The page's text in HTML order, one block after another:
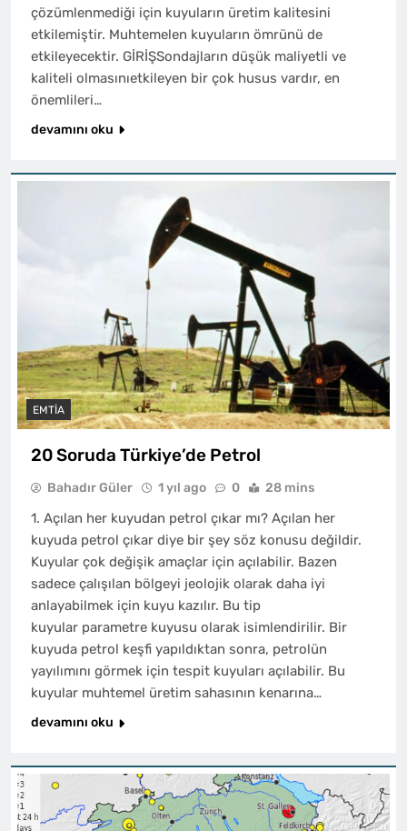
çözümlenmediği için kuyuların üretim kalitesini
etkilemiştir. Muhtemelen kuyuların ömrünü de
etkileyecektir. GİRİŞSondajların düşük maliyetli ve
kaliteli olmasınıetkileyen bir çok husus vardır, en
önemlileri…
devamını oku
EMTIA
20 Soruda Türkiye’de Petrol
Bahadır Güler 1 yıl ago 0 28 mins
1. Açılan her kuyudan petrol çıkar mı? Açılan her
kuyuda petrol çıkar diye bir şey söz konusu değildir.
Kuyular çok değişik amaçlar için açılabilir. Bazen
sadece çalışılan bölgeyi jeolojik olarak daha iyi
anlayabilmek için kuyu kazılır. Bu tip
kuyular parametre kuyusu olarak isimlendirilir. Bir
kuyuda petrol keşfi yapıldıktan sonra, petrolün
yayılımını görmek için tespit kuyuları açılabilir. Bu
kuyular muhtemel üretim sahasının kenarına…
devamını oku